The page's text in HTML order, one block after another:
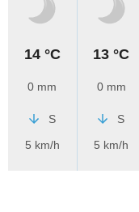
14 °C
0 mm
S
5 km/h
13 °C
0 mm
S
5 km/h